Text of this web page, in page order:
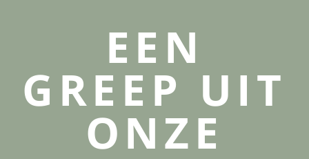
EEN
GREEP UIT
ONZE